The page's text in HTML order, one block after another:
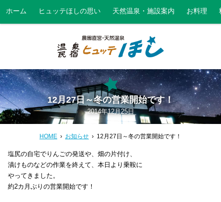
ホーム ヒュッテほしの思い 天然温泉・施設案内 お料理
12月27日～冬の営業開始です！
2014年12月25日
HOME お知らせ 12月27日～冬の営業開始です！
塩尻の自宅でりんごの発送や、畑の片付け、
漬けものなどの作業を終えて、本日より乗鞍に
やってきました。
約2カ月ぶりの営業開始です！